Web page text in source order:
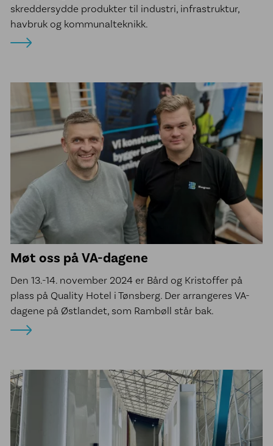
skreddersydde produkter til industri, infrastruktur,
havbruk og kommunalteknikk.
Møt oss på VA-dagene
Den 13.-14. november 2024 er Bård og Kristoffer på
plass på Quality Hotel i Tønsberg. Der arrangeres VA-
dagene på Østlandet, som Rambøll står bak.